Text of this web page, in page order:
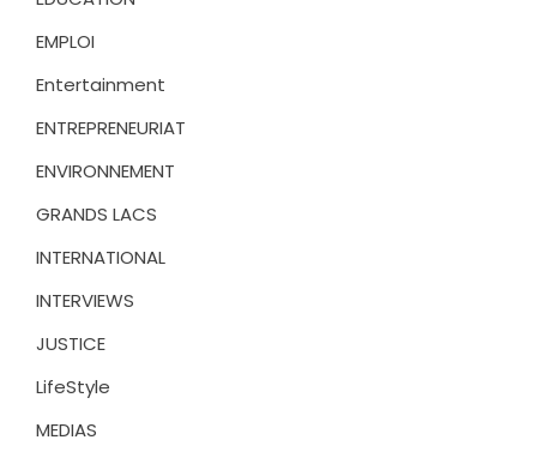
EMPLOI
Entertainment
ENTREPRENEURIAT
ENVIRONNEMENT
GRANDS LACS
INTERNATIONAL
INTERVIEWS
JUSTICE
LifeStyle
MEDIAS